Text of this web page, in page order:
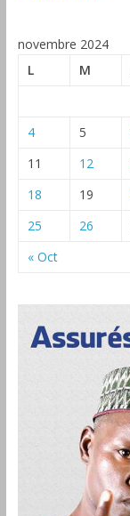
novembre 2024
L
M
« Oct
4
5
11
12
18
19
25
26